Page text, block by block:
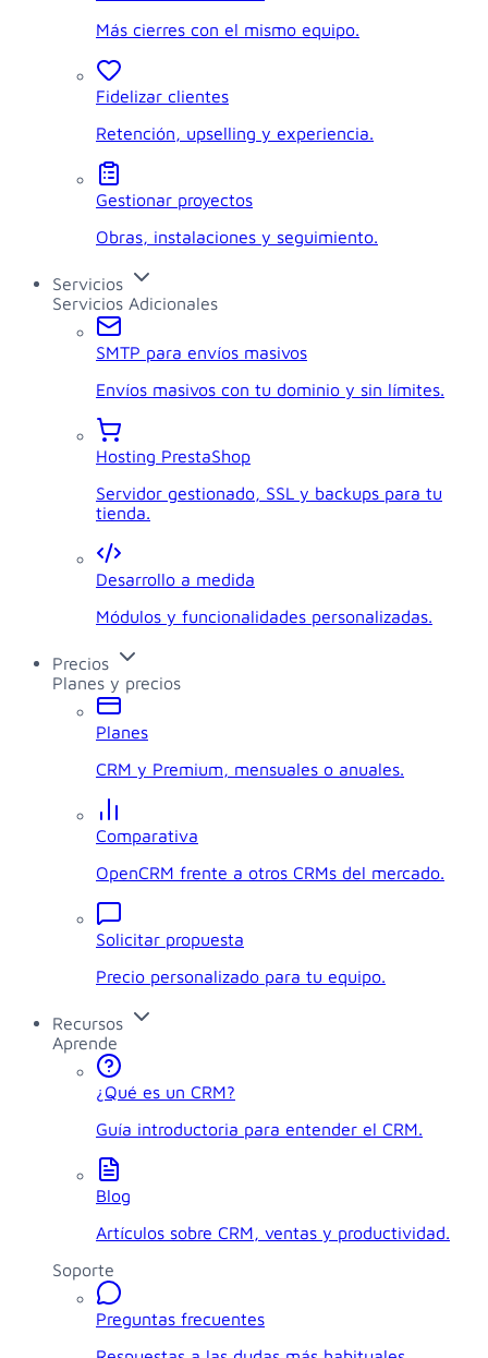
Más cierres con el mismo equipo.
Fidelizar clientes
Retención, upselling y experiencia.
Gestionar proyectos
Obras, instalaciones y seguimiento.
Servicios
Servicios Adicionales
SMTP para envíos masivos
Envíos masivos con tu dominio y sin límites.
Hosting PrestaShop
Servidor gestionado, SSL y backups para tu
tienda.
Desarrollo a medida
Módulos y funcionalidades personalizadas.
Precios
Planes y precios
Planes
CRM y Premium, mensuales o anuales.
Comparativa
OpenCRM frente a otros CRMs del mercado.
Solicitar propuesta
Precio personalizado para tu equipo.
Recursos
Aprende
¿Qué es un CRM?
Guía introductoria para entender el CRM.
Blog
Artículos sobre CRM, ventas y productividad.
Soporte
Preguntas frecuentes